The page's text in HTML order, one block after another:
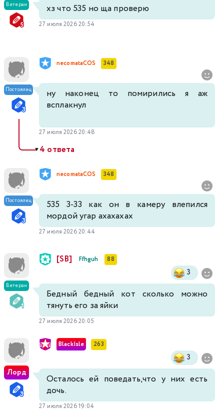
Ветеран хз что 535 но ща проверю
27 июля 2026 20:54
Постоялец
necomataCOS 348
ну наконец то помирились я аж
всплакнул
27 июля 2026 20:48
▼4 ответа
Постоялец
necomataCOS 348
535 3-33 как он в камеру влепился
мордой угар ахахахах
27 июля 2026 20:44
Ветеран
[SB] Ffhguh 88
3
Бедный бедный кот сколько можно
тянуть его за яйки
27 июля 2026 20:05
Лорд
BlackIsle 263
3
Осталось ей поведать,что у них есть
дочь.
27 июля 2026 19:04